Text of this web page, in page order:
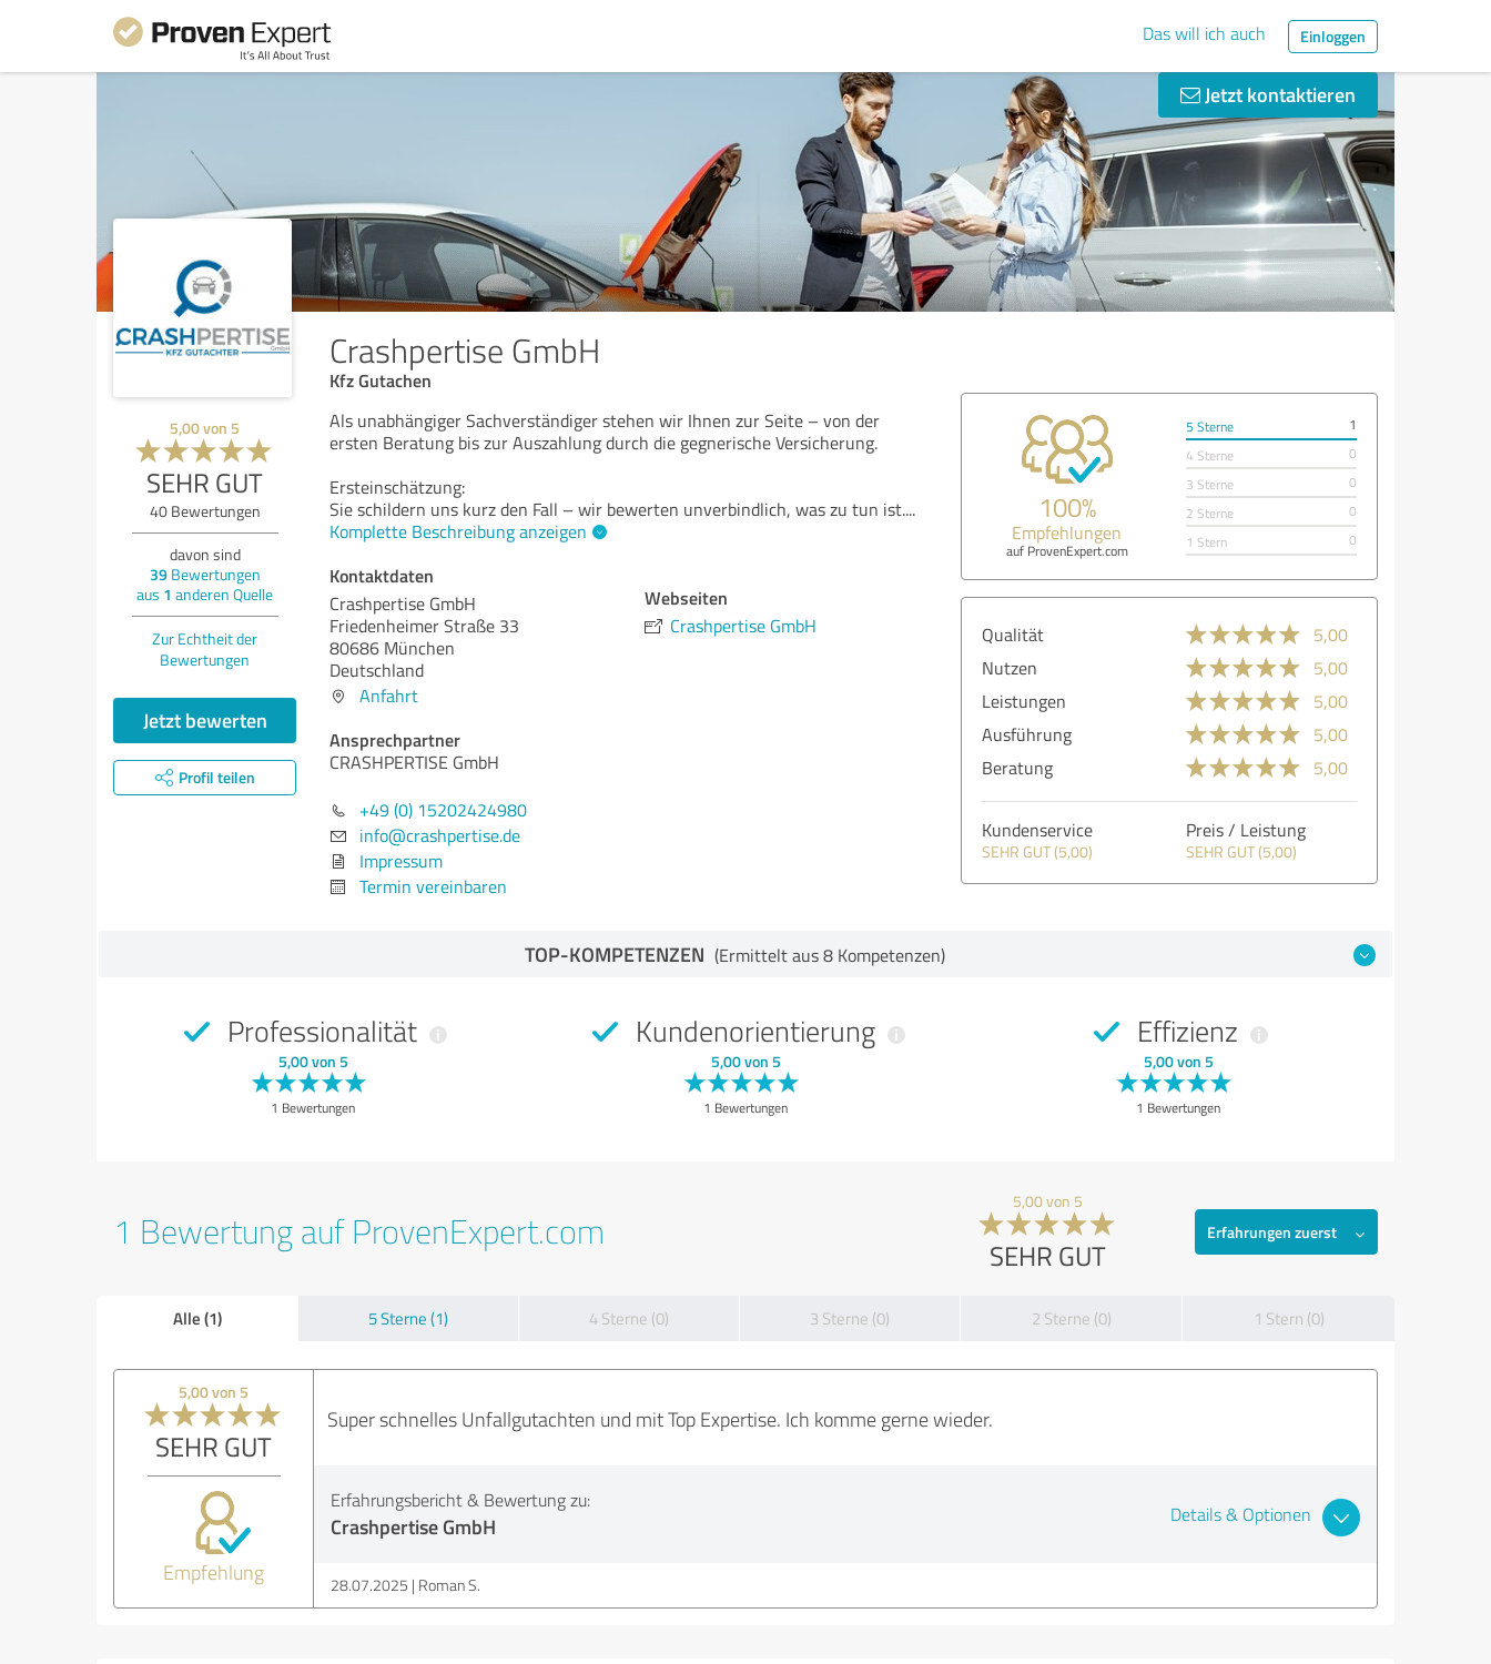
Das will ich auch Einloggen
Jetzt kontaktieren
Crashpertise GmbH
Kfz Gutachen
5,00von 5
SEHR GUT
40Bewertungen
davon sind
39Bewertungen
aus 1 anderen Quelle
Zur Echtheit der
Bewertungen
Jetzt bewerten
Profil teilen
Als unabhängiger Sachverständiger stehen wir Ihnen zur Seite – von der
ersten Beratung bis zur Auszahlung durch die gegnerische Versicherung.
Ersteinschätzung:
Sie schildern uns kurz den Fall – wir bewerten unverbindlich, was zu tun ist....
Komplette Beschreibung anzeigen
Kontaktdaten
Crashpertise GmbH
Friedenheimer Straße 33
80686 München
Deutschland
Anfahrt
Ansprechpartner
CRASHPERTISE GmbH
+49 (0) 15202424980
info@crashpertise.de
Impressum
Termin vereinbaren
Webseiten
Crashpertise GmbH
100%
Empfehlungen
auf ProvenExpert.com
5 Sterne
1
4 Sterne
0
3 Sterne
0
2 Sterne
0
1 Stern
0
Qualität
5,00
Nutzen
5,00
Leistungen
5,00
Ausführung
5,00
Beratung
5,00
Kundenservice
SEHR GUT (5,00)
Preis / Leistung
SEHR GUT (5,00)
TOP-KOMPETENZEN (Ermittelt aus 8 Kompetenzen)
Professionalität
5,00 von 5
1 Bewertungen
Kundenorientierung
5,00 von 5
1 Bewertungen
Effizienz
5,00 von 5
1 Bewertungen
1 Bewertung auf ProvenExpert.com
5,00 von 5
SEHR GUT
Erfahrungen zuerst
Alle (1) 5 Sterne (1) 4 Sterne (0) 3 Sterne (0) 2 Sterne (0) 1 Stern (0)
5,00 von 5
SEHR GUT
Empfehlung
Super schnelles Unfallgutachten und mit Top Expertise. Ich komme gerne wieder.
Erfahrungsbericht & Bewertung zu:
Crashpertise GmbH Details & Optionen
28.07.2025 Roman S.